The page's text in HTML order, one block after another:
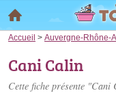
Accueil > Auvergne-Rhône-
Cani Calin
Cette fiche présente